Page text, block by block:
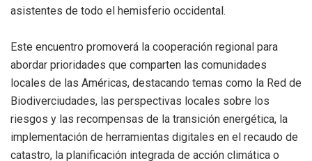
asistentes de todo el hemisferio occidental.
Este encuentro promoverá la cooperación regional para
abordar prioridades que comparten las comunidades
locales de las Américas, destacando temas como la Red de
Biodiverciudades, las perspectivas locales sobre los
riesgos y las recompensas de la transición energética, la
implementación de herramientas digitales en el recaudo de
catastro, la planificación integrada de acción climática o